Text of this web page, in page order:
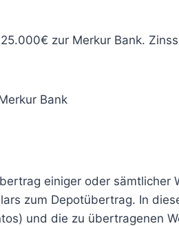
zur Merkur Bank.
Bank
einiger oder
zum Depotübertrag. In
und die zu übertragenen